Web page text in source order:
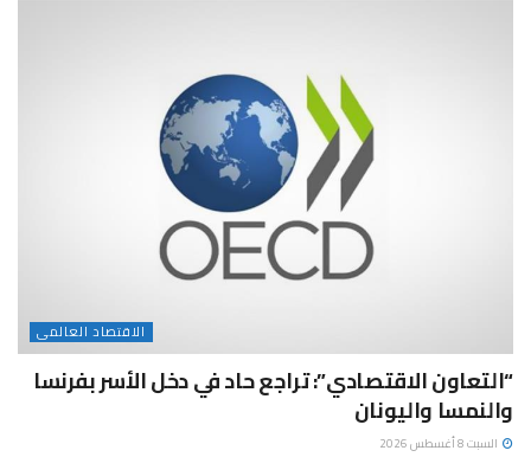
الاقتصاد العالمى
“التعاون الاقتصادي”: تراجع حاد في دخل الأسر بفرنسا
والنمسا واليونان
السبت 8 أغسطس 2026